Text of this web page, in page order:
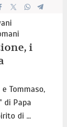
i
Tommaso,
di Papa
di ...